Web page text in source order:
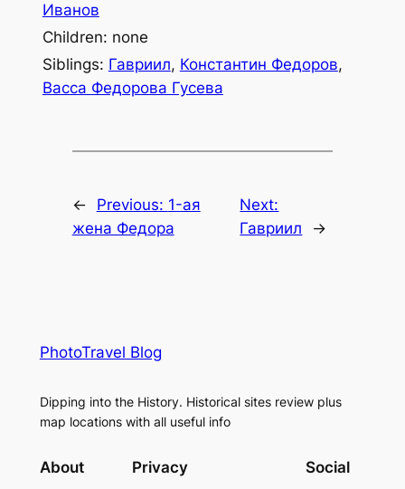
Иванов
Children: none
Siblings: Гавриил, Константин Федоров,
Васса Федорова Гусева
← Previous: 1-ая
жена Федора
Next:
Гавриил
→
PhotoTravel Blog
Dipping into the History. Historical sites review plus
map locations with all useful info
About Privacy Social